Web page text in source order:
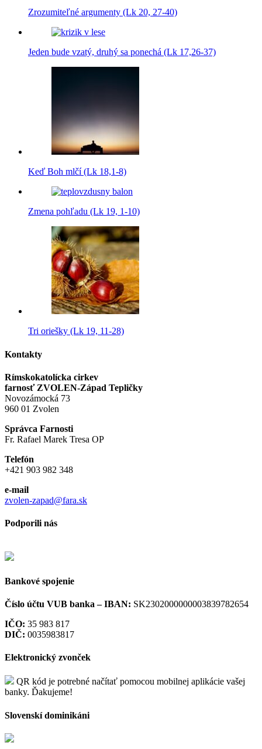
Zrozumiteľné argumenty (Lk 20, 27-40)
Jeden bude vzatý, druhý sa ponechá (Lk 17,26-37)
Keď Boh mlčí (Lk 18,1-8)
Zmena pohľadu (Lk 19, 1-10)
Tri oriešky (Lk 19, 11-28)
Kontakty
Rímskokatolícka cirkev
farnosť ZVOLEN-Západ Tepličky
Novozámocká 73
960 01 Zvolen
Správca Farnosti
Fr. Rafael Marek Tresa OP
Telefón
+421 903 982 348
e-mail
zvolen-zapad@fara.sk
Podporili nás
Bankové spojenie
Číslo účtu VUB banka –IBAN: SK2302000000003839782654
IČO: 35 983 817
DIČ: 0035983817
Elektronický zvonček
QR kód je potrebné načítať pomocou mobilnej aplikácie vašej
banky. Ďakujeme!
Slovenskí dominikáni